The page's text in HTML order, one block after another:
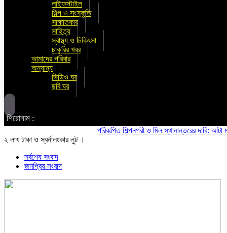
লাইফস্টাইল
শিল্প ও সংস্কৃতি
সাক্ষাতকার
সাহিত্য
স্বাস্থ্য ও চিকিৎসা
চাকুরির খবর
আমাদের পরিবার
অন্যান্য
ভিডিও ঘর
ছবি ঘর
শিরোনাম :
পরিকল্পিত শিল্পনগরী ও মিল স্থানান্তরের দাবি: আটা ময়দা মিল
২ লাখ টাকা ও স্বর্নালংকার লুট ।
সর্বশেষ সংবাদ
জনপ্রিয় সংবাদ